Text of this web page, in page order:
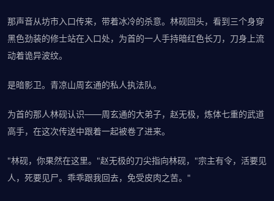
那声音从坊市入口传来，带着冰冷的杀意。林砚回头，看到三个身穿
黑色劲装的修士站在入口处，为首的一人手持暗红色长刀，刀身上流
动着诡异波纹。
是暗影卫。青凉山周玄通的私人执法队。
为首的那人林砚认识——周玄通的大弟子，赵无极，炼体七重的武道
高手，在这次传送中跟着一起被卷了进来。
"林砚，你果然在这里。"赵无极的刀尖指向林砚，"宗主有令，活要见
人，死要见尸。乖乖跟我回去，免受皮肉之苦。"